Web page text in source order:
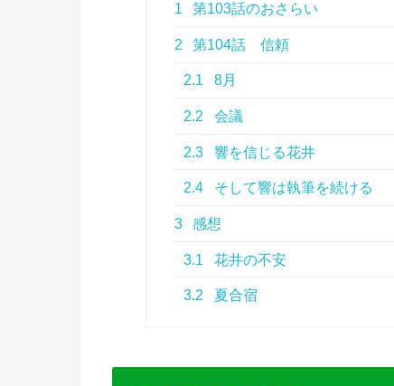
1 第103話のおさらい
2 第104話 信頼
2.1 8月
2.2 会議
2.3 響を信じる花井
2.4 そして響は執筆を続ける
3 感想
3.1 花井の不安
3.2 夏合宿